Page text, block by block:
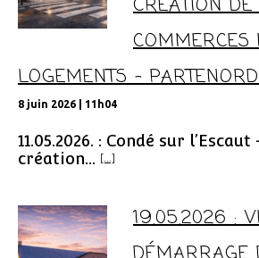
CRÉATION
COMMERCES
LOGEMENTS –
8 juin 2026 | 11h04
11.05.2026. : Condé sur
création... [...]
19.05.2026 :